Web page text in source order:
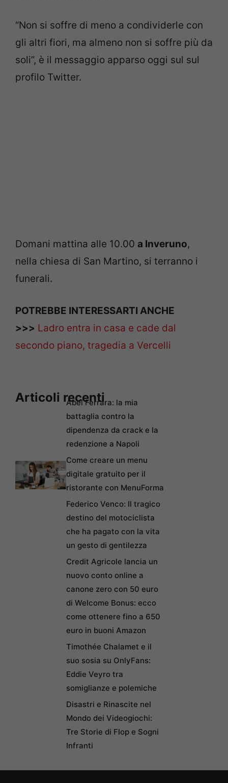
“Non si soffre di meno a condividerle con
gli altri fiori, ma almeno non si soffre più da
soli”, è il messaggio apparso oggi sul sul
profilo Twitter.
Domani mattina alle 10.00 a Inveruno,
nella chiesa di San Martino, si terranno i
funerali.
POTREBBE INTERESSARTI ANCHE
>>> Ladro entra in casa e cade dal
secondo piano, tragedia a Vercelli
Articoli recenti
Abel Ferrara: la mia
battaglia contro la
dipendenza da crack e la
redenzione a Napoli
Come creare un menu
digitale gratuito per il
ristorante con MenuForma
Federico Venco: Il tragico
destino del motociclista
che ha pagato con la vita
un gesto di gentilezza
Credit Agricole lancia un
nuovo conto online a
canone zero con 50 euro
di Welcome Bonus: ecco
come ottenere fino a 650
euro in buoni Amazon
Timothée Chalamet e il
suo sosia su OnlyFans:
Eddie Veyro tra
somiglianze e polemiche
Disastri e Rinascite nel
Mondo dei Videogiochi:
Tre Storie di Flop e Sogni
Infranti